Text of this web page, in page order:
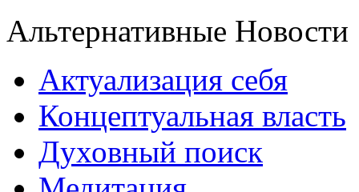
Альтернативные Новости
Актуализация себя
Концептуальная власть
Духовный поиск